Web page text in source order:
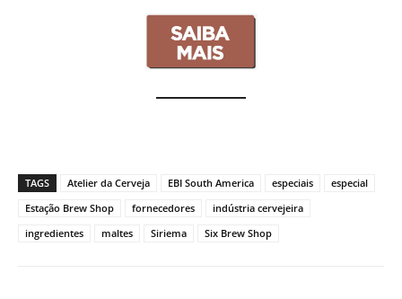
TAGS Atelier da Cerveja EBI South America especiais
especial
Estação Brew Shop
fornecedores
indústria cervejeira
ingredientes
maltes Siriema Six Brew Shop